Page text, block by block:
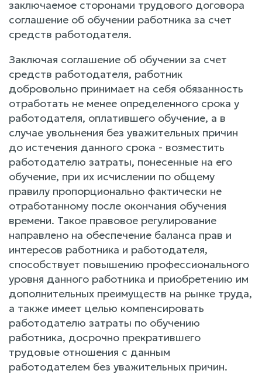
заключаемое сторонами трудового договора
соглашение об обучении работника за счет
средств работодателя.
Заключая соглашение об обучении за счет
средств работодателя, работник
добровольно принимает на себя обязанность
отработать не менее определенного срока у
работодателя, оплатившего обучение, а в
случае увольнения без уважительных причин
до истечения данного срока - возместить
работодателю затраты, понесенные на его
обучение, при их исчислении по общему
правилу пропорционально фактически не
отработанному после окончания обучения
времени. Такое правовое регулирование
направлено на обеспечение баланса прав и
интересов работника и работодателя,
способствует повышению профессионального
уровня данного работника и приобретению им
дополнительных преимуществ на рынке труда,
а также имеет целью компенсировать
работодателю затраты по обучению
работника, досрочно прекратившего
трудовые отношения с данным
работодателем без уважительных причин.